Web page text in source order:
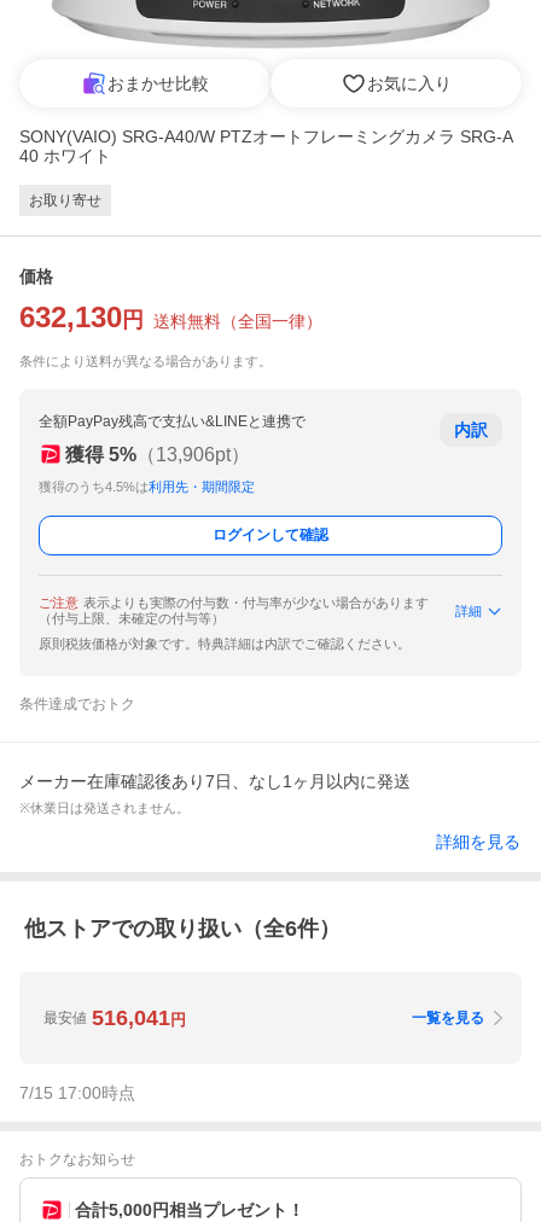
おまかせ比較 お気に入り
SONY(VAIO) SRG-A40/W PTZオートフレーミングカメラ SRG-A
40 ホワイト
お取り寄せ
価格
632,130 円 送料無料 （全国一律）
条件により送料が異なる場合があります。
全額PayPay残高で支払い&LINEと連携で
獲得 5% （13,906pt）
獲得のうち4.5%は利用先・期間限定
内訳
ログインして確認
ご注意 表示よりも実際の付与数・付与率が少ない場合があります
（付与上限、未確定の付与等）
詳細
原則税抜価格が対象です。特典詳細は内訳でご確認ください。
条件達成でおトク
メーカー在庫確認後あり7日、なし1ヶ月以内に発送
※休業日は発送されません。
詳細を見る
他ストアでの取り扱い（全6件）
最安値 516,041円 一覧を見る
7/15 17:00時点
おトクなお知らせ
合計5,000円相当プレゼント！